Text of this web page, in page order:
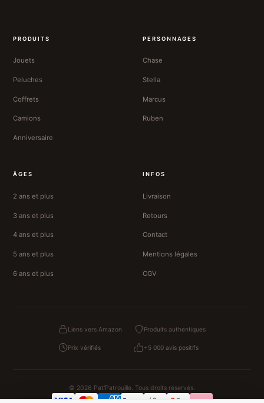
PRODUITS
Jouets
Peluches
Coffrets
Camions
Anniversaire
PERSONNAGES
Chase
Stella
Marcus
Ruben
ÂGES
2 ans et plus
3 ans et plus
4 ans et plus
5 ans et plus
6 ans et plus
INFOS
Livraison
Retours
Contact
Mentions légales
CGV
Liens vers Amazon Produits authentiques
Prix vérifiés +5 000 avis positifs
© 2026 Pat'Patrouille. Tous droits réservés.